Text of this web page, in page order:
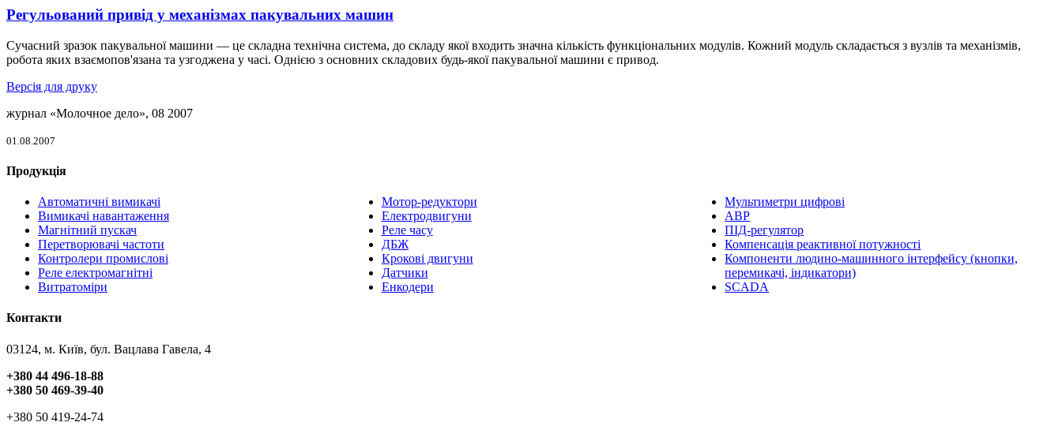
Регульований привід у механізмах пакувальних машин
Сучасний зразок пакувальної машини — це складна технічна система, до складу якої входить значна кількість функціональних модулів. Кожний модуль складається з вузлів та механізмів,
робота яких взаємопов'язана та узгоджена у часі. Однією з основних складових будь-якої пакувальної машини є привод.
Версія для друку
журнал «Молочное дело», 08 2007
01.08.2007
Продукція
Автоматичні вимикачі
Вимикачі навантаження
Магнітний пускач
Перетворювачі частоти
Контролери промислові
Реле електромагнітні
Витратоміри
Мотор-редуктори
Електродвигуни
Реле часу
ДБЖ
Крокові двигуни
Датчики
Енкодери
Мультиметри цифрові
АВР
ПІД-регулятор
Компенсація реактивної потужності
Компоненти людино-машинного інтерфейсу (кнопки,
перемикачі, індикатори)
SCADA
Контакти
03124, м. Київ, бул. Вацлава Гавела, 4
+380 44 496-18-88
+380 50 469-39-40
+380 50 419-24-74